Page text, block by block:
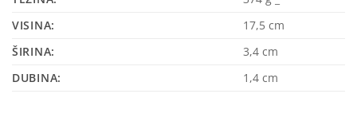
VISINA:
17,5 cm
ŠIRINA:
3,4 cm
DUBINA:
1,4 cm